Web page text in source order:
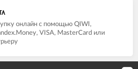
онлайн с помощью QIWI,
VISA, MasterCard или